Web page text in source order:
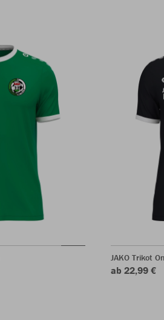
JAKO Trikot
ab 22,99 €